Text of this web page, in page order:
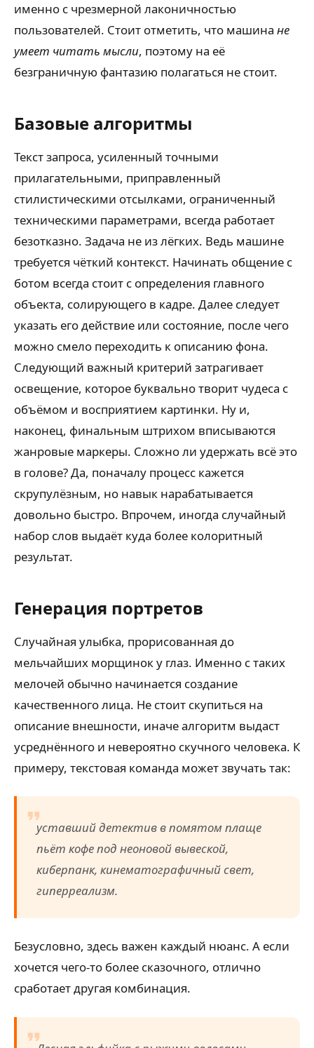
именно с чрезмерной лаконичностью
пользователей. Стоит отметить, что машина не
умеет читать мысли, поэтому на её
безграничную фантазию полагаться не стоит.
Базовые алгоритмы
Текст запроса, усиленный точными
прилагательными, приправленный
стилистическими отсылками, ограниченный
техническими параметрами, всегда работает
безотказно. Задача не из лёгких. Ведь машине
требуется чёткий контекст. Начинать общение с
ботом всегда стоит с определения главного
объекта, солирующего в кадре. Далее следует
указать его действие или состояние, после чего
можно смело переходить к описанию фона.
Следующий важный критерий затрагивает
освещение, которое буквально творит чудеса с
объёмом и восприятием картинки. Ну и,
наконец, финальным штрихом вписываются
жанровые маркеры. Сложно ли удержать всё это
в голове? Да, поначалу процесс кажется
скрупулёзным, но навык нарабатывается
довольно быстро. Впрочем, иногда случайный
набор слов выдаёт куда более колоритный
результат.
Генерация портретов
Случайная улыбка, прорисованная до
мельчайших морщинок у глаз. Именно с таких
мелочей обычно начинается создание
качественного лица. Не стоит скупиться на
описание внешности, иначе алгоритм выдаст
усреднённого и невероятно скучного человека. К
примеру, текстовая команда может звучать так:
уставший детектив в помятом плаще
пьёт кофе под неоновой вывеской,
киберпанк, кинематографичный свет,
гиперреализм.
Безусловно, здесь важен каждый нюанс. А если
хочется чего-то более сказочного, отлично
сработает другая комбинация.